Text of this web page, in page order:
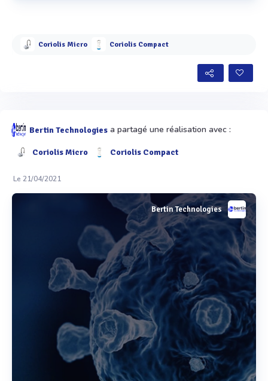
Voir plus
Coriolis Micro Coriolis Compact
Bertin Technologies a partagé une réalisation avec :
Coriolis Micro Coriolis Compact
Le 21/04/2021
Bertin Technologies